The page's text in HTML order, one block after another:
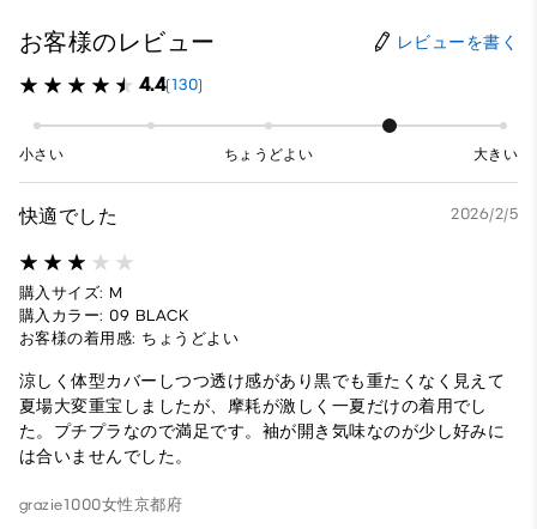
お客様のレビュー レビューを書く
4.4(130)
小さい ちょうどよい 大きい
快適でした 2026/2/5
購入サイズ: M
購入カラー: 09 BLACK
お客様の着用感: ちょうどよい
涼しく体型カバーしつつ透け感があり黒でも重たくなく見えて
夏場大変重宝しましたが、摩耗が激しく一夏だけの着用でし
た。プチプラなので満足です。袖が開き気味なのが少し好みに
は合いませんでした。
grazie1000女性京都府